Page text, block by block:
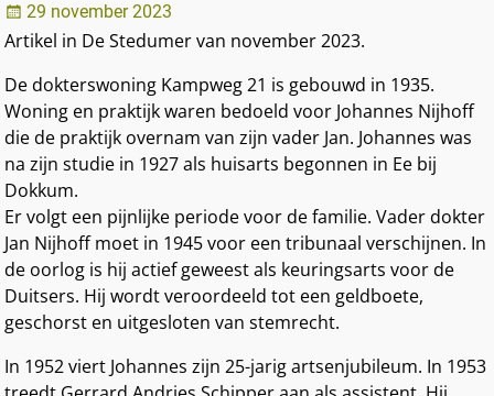
29 november 2023
Artikel in De Stedumer van november 2023.
De dokterswoning Kampweg 21 is gebouwd in 1935.
Woning en praktijk waren bedoeld voor Johannes Nijhoff
die de praktijk overnam van zijn vader Jan. Johannes was
na zijn studie in 1927 als huisarts begonnen in Ee bij
Dokkum.
Er volgt een pijnlijke periode voor de familie. Vader dokter
Jan Nijhoff moet in 1945 voor een tribunaal verschijnen. In
de oorlog is hij actief geweest als keuringsarts voor de
Duitsers. Hij wordt veroordeeld tot een geldboete,
geschorst en uitgesloten van stemrecht.
In 1952 viert Johannes zijn 25-jarig artsenjubileum. In 1953